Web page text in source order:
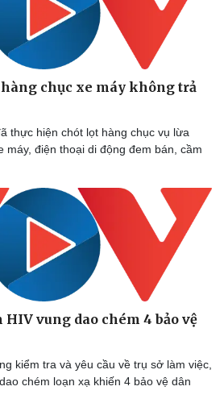
Nhà đẹp
Tình yêu - Gia đình
chục xe máy không trả
thực hiện chót lọt hàng chục vụ lừa
máy, điện thoại di động đem bán, cầm
vung dao chém 4 bảo vệ
kiểm tra và yêu cầu về trụ sở làm việc,
chém loạn xạ khiến 4 bảo vệ dân